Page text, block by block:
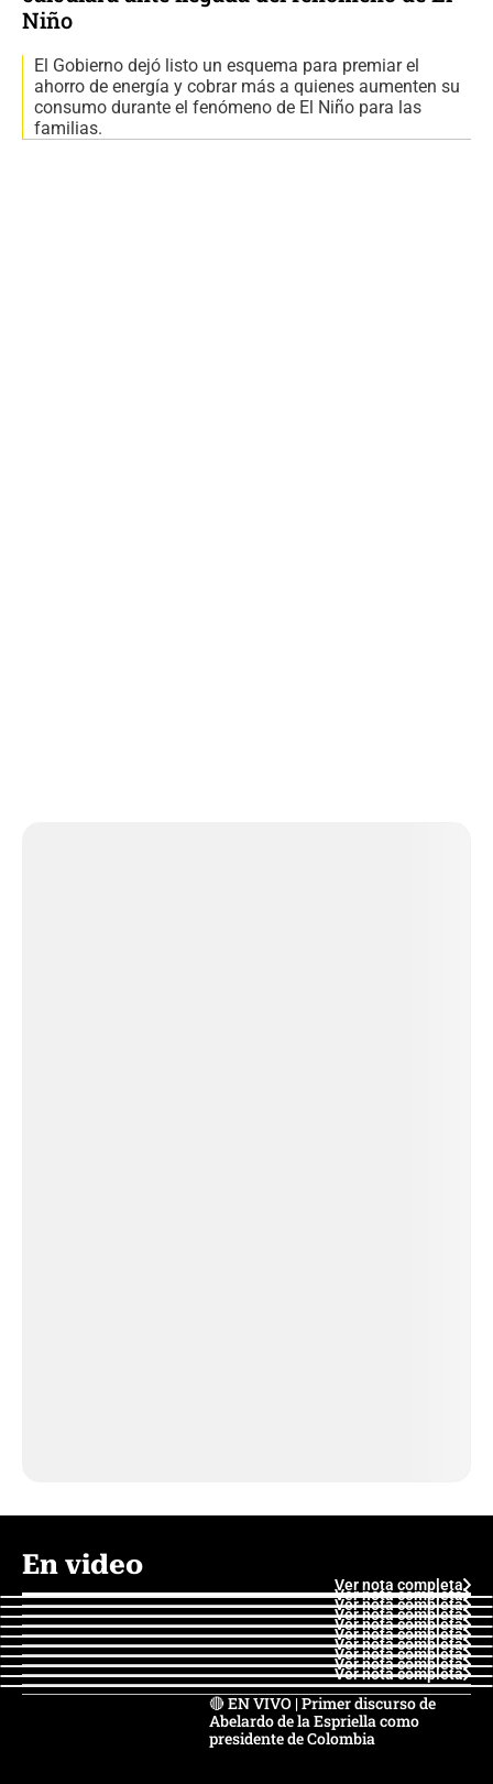
Niño
El Gobierno dejó listo un esquema para premiar el
ahorro de energía y cobrar más a quienes aumenten su
consumo durante el fenómeno de El Niño para las
familias.
En video
Ver nota completa
Ver nota completa
Ver nota completa
Ver nota completa
Ver nota completa
Ver nota completa
Ver nota completa
Ver nota completa
Ver nota completa
Ver nota completa
🔴 EN VIVO | Primer discurso de
Abelardo de la Espriella como
presidente de Colombia